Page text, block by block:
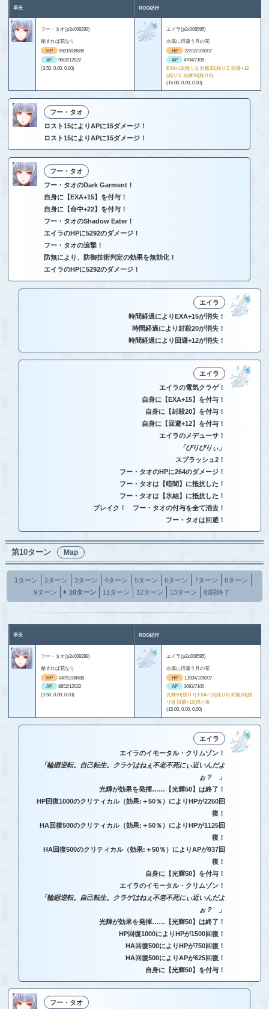
旱天 ROO紀行
フー・タオ(p3x008299)
秘すれば花なり
HP
85015/88688
AP
9582/12622
(3.50, 0.00, 0.00)
エイラ(p3x008595)
水底に揺蕩う月の花
HP
22518/105007
AP
4704/7105
EXA+15(残り1) 封殺20(残り1) 回避+12
(残り1) 光輝50(残り8)
(15.00, 0.00, 0.00)
フー・タオ
ロスト15によりAPに15ダメージ！
ロスト15によりAPに15ダメージ！
フー・タオ
フー・タオのDark Garment！
自身に【EXA+15】を付与！
自身に【命中+22】を付与！
フー・タオのShadow Eater！
エイラのHPに5292のダメージ！
フー・タオの追撃！
防無により、防御技術判定の効果を無効化！
エイラのHPに5292のダメージ！
エイラ
時間経過によりEXA+15が消失！
時間経過により封殺20が消失！
時間経過により回避+12が消失！
エイラ
エイラの電気クラゲ！
自身に【EXA+15】を付与！
自身に【封殺20】を付与！
自身に【回避+12】を付与！
エイラのメデューサ！
「びりびりぃ」
スプラッシュ2！
フー・タオのHPに264のダメージ！
フー・タオは【暗闇】に抵抗した！
フー・タオは【氷結】に抵抗した！
ブレイク！ フー・タオの付与を全て消去！
フー・タオは回避！
第10ターン Map
1ターン 2ターン 3ターン 4ターン 5ターン 6ターン 7ターン
8ターン
9ターン
10ターン 11ターン 12ターン 13ターン 戦闘終了
旱天 ROO紀行
フー・タオ(p3x008299)
秘すれば花なり
HP
84751/88688
AP
8852/12622
(3.50, 0.00, 0.00)
エイラ(p3x008595)
水底に揺蕩う月の花
HP
11934/105007
AP
3693/7105
光輝50(残り7) EXA+15(残り8) 封殺20(残
り8) 回避+12(残り8)
(15.00, 0.00, 0.00)
エイラ
エイラのイモータル・クリムゾン！
「輪廻逆転。自己転生。クラゲはねぇ不老不死にぃ近いんだよ
ぉ？ 」
光輝が効果を発揮……【光輝50】は終了！
HP回復1000のクリティカル（効果:＋50％）によりHPが2250回
復！
HA回復500のクリティカル（効果:＋50％）によりHPが1125回
復！
HA回復500のクリティカル（効果:＋50％）によりAPが937回
復！
自身に【光輝50】を付与！
エイラのイモータル・クリムゾン！
「輪廻逆転。自己転生。クラゲはねぇ不老不死にぃ近いんだよ
ぉ？ 」
光輝が効果を発揮……【光輝50】は終了！
HP回復1000によりHPが1500回復！
HA回復500によりHPが750回復！
HA回復500によりAPが625回復！
自身に【光輝50】を付与！
フー・タオ